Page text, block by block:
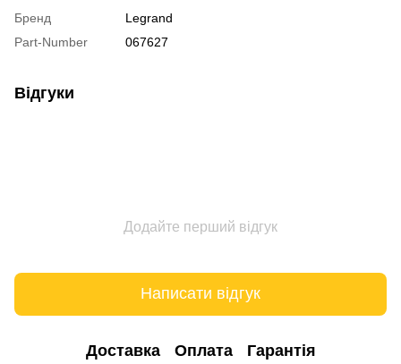
Бренд
Legrand
Part-Number
067627
Відгуки
Додайте перший відгук
Написати відгук
Доставка Оплата Гарантія